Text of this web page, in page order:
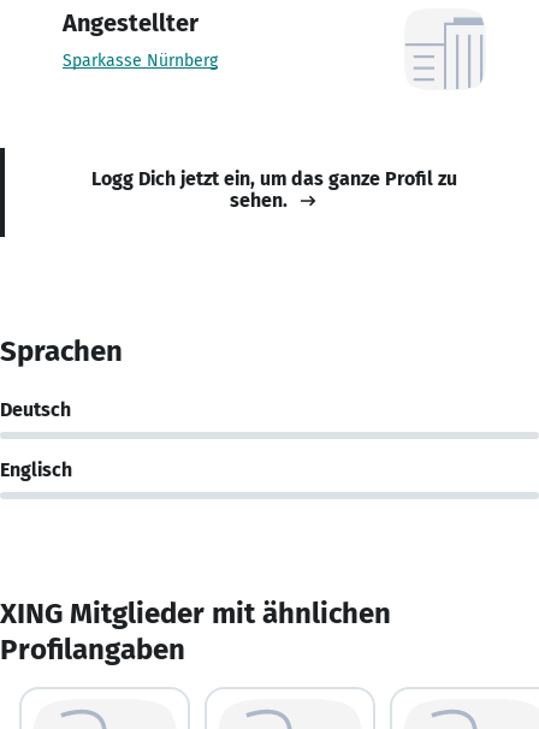
Angestellter
Sparkasse Nürnberg
Logg Dich jetzt ein, um das ganze Profil zu
sehen.
Sprachen
Deutsch
Englisch
XING Mitglieder mit ähnlichen
Profilangaben